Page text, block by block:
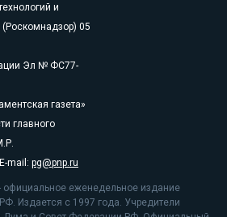
и
05
Эл № ФС77-
газета»
главного
mail: pg@pnp.ru
официальное еженедельное издание
Издается с 1997 года. Учредители